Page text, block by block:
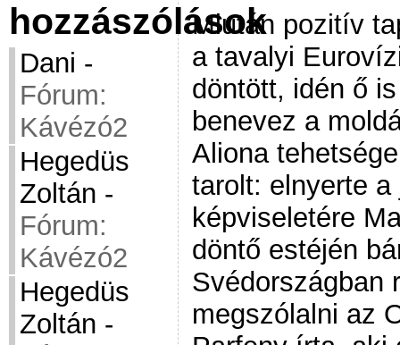
hozzászólások
Dani -
Fórum:
Kávézó2
Hegedüs
Zoltán -
Fórum:
Kávézó2
Hegedüs
Zoltán -
Miután pozitív
a tavalyi
döntött, idén ő
benevez a
Aliona
tarolt: elnyerte
képviseletére
döntő estéjén
Svédországban
megszólalni az